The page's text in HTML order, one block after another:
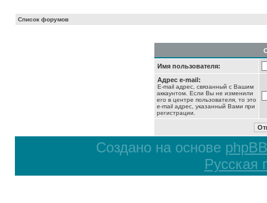
Список форумов
Имя пользователя:
Адрес e-mail:
E-mail адрес, связанный с Вашим
аккаунтом. Если Вы не изменили
его в центре пользователя, то это
e-mail адрес, указанный Вами при
регистрации.
Создано на основе phpBB
Русская